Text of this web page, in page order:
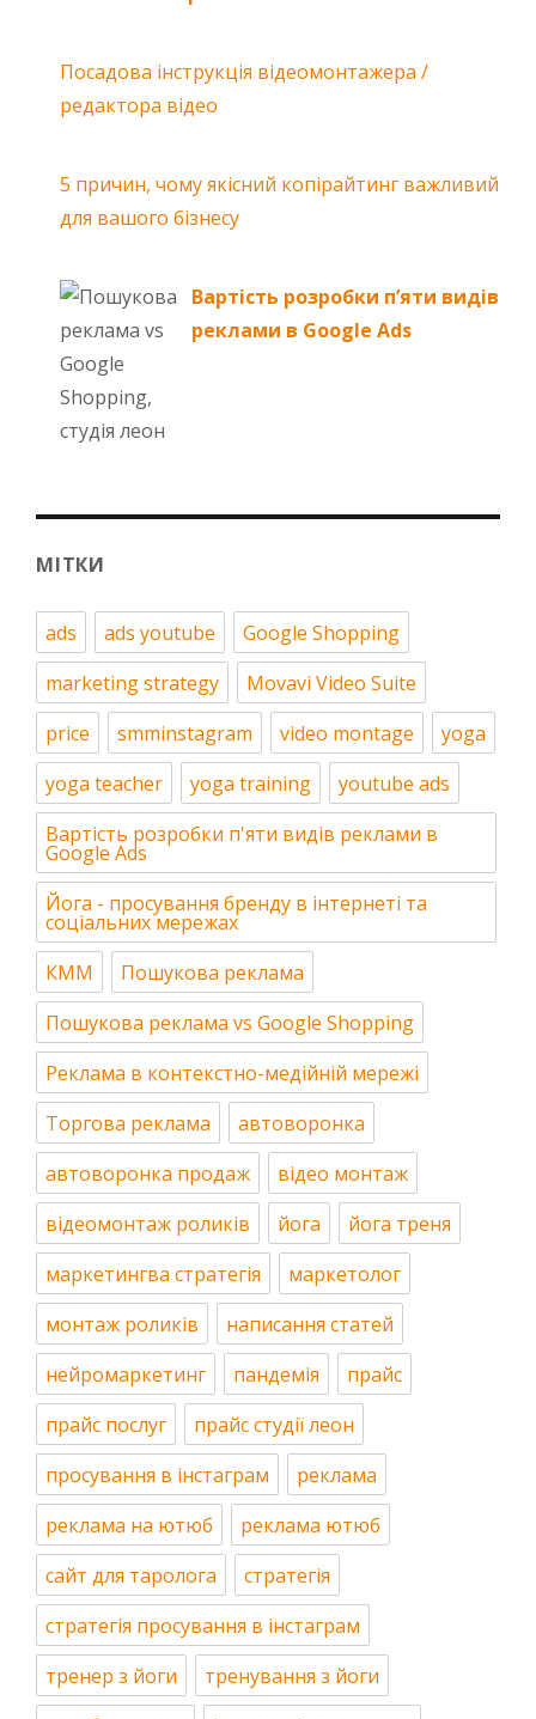
Посадова інструкція відеомонтажера /
редактора відео
5 причин, чому якісний копірайтинг важливий
для вашого бізнесу
Вартість розробки п’яти видів
реклами в Google Ads
МІТКИ
ads ads youtube
Google Shopping
marketing strategy
Movavi Video Suite
price
smminstagram video montage
yoga
yoga teacher
yoga training
youtube ads
Вартість розробки п'яти видів реклами в
Google Ads
Йога - просування бренду в інтернеті та
соціальних мережах
КММ
Пошукова реклама
Пошукова реклама vs Google Shopping
Реклама в контекстно-медійній мережі
Торгова реклама
автоворонка
автоворонка продаж
відео монтаж
відеомонтаж роликів
йога
йога треня
маркетингва стратегія
маркетолог
монтаж роликів
написання статей
нейромаркетинг
пандемія
прайс
прайс послуг
прайс студії леон
просування в інстаграм
реклама
реклама на ютюб
реклама ютюб
сайт для таролога
стратегія
стратегія просування в інстаграм
тренер з йоги
тренування з йоги